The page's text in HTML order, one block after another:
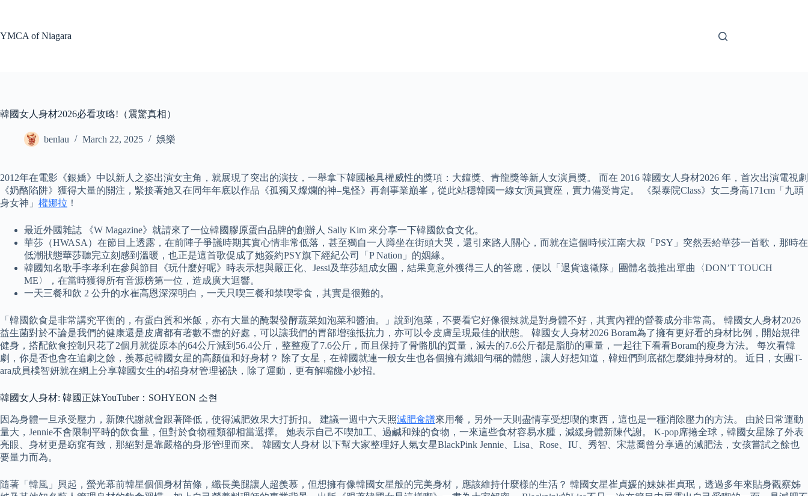
YMCA of Niagara
韓國女人身材2026必看攻略!（震驚真相）
benlau March 22, 2025 娛樂
2012年在電影《銀嬌》中以新人之姿出演女主角，就展現了突出的演技，一舉拿下韓國極具權威性的獎項：大鐘獎、青龍獎等新人女演員獎。 而在 2016 韓國女人身材2026 年，首次出演電視劇
《奶酪陷阱》獲得大量的關注，緊接著她又在同年年底以作品《孤獨又燦爛的神–鬼怪》再創事業巔峯，從此站穩韓國一線女演員寶座，實力備受肯定。 《梨泰院Class》女二身高171cm「九頭
身女神」 權娜拉 ！
最近外國雜誌 《W Magazine》就請來了一位韓國膠原蛋白品牌的創辦人 Sally Kim 來分享一下韓國飲食文化。
華莎（HWASA）在節目上透露，在前陣子爭議時期其實心情非常低落，甚至獨自一人蹲坐在街頭大哭，還引來路人關心，而就在這個時候江南大叔「PSY」突然丟給華莎一首歌，那時在
低潮狀態華莎聽完立刻感到溫暖，也正是這首歌促成了她簽約PSY旗下經紀公司「P Nation」的姻緣。
韓國知名歌手李孝利在參與節目《玩什麼好呢》時表示想與嚴正化、Jessi及華莎組成女團，結果竟意外獲得三人的答應，便以「退貨遠徵隊」團體名義推出單曲〈DON’T TOUCH
ME〉，在當時獲得所有音源榜第一位，造成廣大迴響。
一天三餐和飲 2 公升的水崔高恩深深明白，一天只喫三餐和禁喫零食，其實是很難的。
「韓國飲食是非常講究平衡的，有蛋白質和米飯，亦有大量的醃製發酵蔬菜如泡菜和醬油。」說到泡菜，不要看它好像很辣就是對身體不好，其實內裡的營養成分非常高。 韓國女人身材2026
益生菌對於不論是我們的健康還是皮膚都有著數不盡的好處，可以讓我們的胃部增強抵抗力，亦可以令皮膚呈現最佳的狀態。 韓國女人身材2026 Boram為了擁有更好看的身材比例，開始規律
健身，搭配飲食控制只花了2個月就從原本的64公斤減到56.4公斤，整整瘦了7.6公斤，而且保持了骨骼肌的質量，減去的7.6公斤都是脂肪的重量，一起往下看看Boram的瘦身方法。 每次看韓
劇，你是否也會在追劇之餘，羨慕起韓國女星的高顏值和好身材？ 除了女星，在韓國就連一般女生也各個擁有纖細勻稱的體態，讓人好想知道，韓妞們到底都怎麼維持身材的。 近日，女團T-
ara成員樸智妍就在網上分享韓國女生的4招身材管理祕訣，除了運動，更有解嘴饞小妙招。
韓國女人身材: 韓國正妹YouTuber：SOHYEON 소현
因為身體一旦承受壓力，新陳代謝就會跟著降低，使得減肥效果大打折扣。 建議一週中六天照減肥食譜來用餐，另外一天則盡情享受想喫的東西，這也是一種消除壓力的方法。 由於日常運動
量大，Jennie不會限制平時的飲食量，但對於食物種類卻相當選擇。 她表示自己不喫加工、過鹹和辣的食物，一來這些食材容易水腫，減緩身體新陳代謝。 K-pop席捲全球，韓國女星除了外表
亮眼、身材更是窈窕有致，那絕對是靠嚴格的身形管理而來。 韓國女人身材 以下幫大家整理好人氣女星BlackPink Jennie、Lisa、Rose、IU、秀智、宋慧喬曾分享過的減肥法，女孩嘗試之餘也
要量力而為。
隨著「韓風」興起，螢光幕前韓星個個身材苗條，纖長美腿讓人超羨慕，但想擁有像韓國女星般的完美身材，應該維持什麼樣的生活？ 韓國女星崔貞媛的妹妹崔貞珉，透過多年來貼身觀察姊